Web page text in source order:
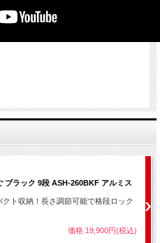
ブラック 9段 ASH-260BKF アルミス
ト収納！長さ調節可能で格段ロック
価格:19,900円(税込)